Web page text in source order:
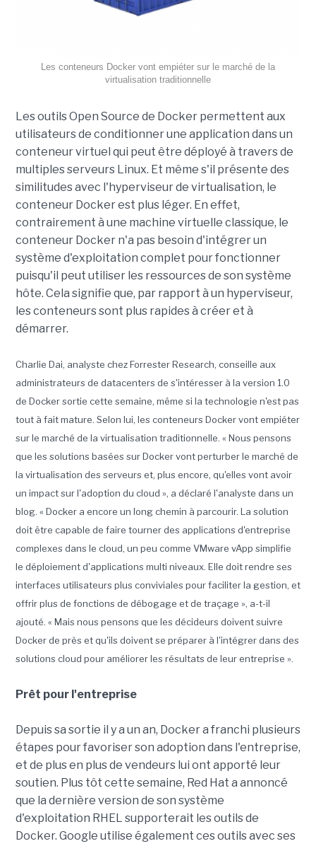
Les conteneurs Docker vont empiéter sur le marché de la
virtualisation traditionnelle
Les outils Open Source de Docker permettent aux
utilisateurs de conditionner une application dans un
conteneur virtuel qui peut être déployé à travers de
multiples serveurs Linux. Et même s'il présente des
similitudes avec l'hyperviseur de virtualisation, le
conteneur Docker est plus léger. En effet,
contrairement à une machine virtuelle classique, le
conteneur Docker n'a pas besoin d'intégrer un
système d'exploitation complet pour fonctionner
puisqu'il peut utiliser les ressources de son système
hôte. Cela signifie que, par rapport à un hyperviseur,
les conteneurs sont plus rapides à créer et à
démarrer.
Charlie Dai, analyste chez Forrester Research, conseille aux
administrateurs de datacenters de s'intéresser à la version 1.0
de Docker sortie cette semaine, même si la technologie n'est pas
tout à fait mature. Selon lui, les conteneurs Docker vont empiéter
sur le marché de la virtualisation traditionnelle. « Nous pensons
que les solutions basées sur Docker vont perturber le marché de
la virtualisation des serveurs et, plus encore, qu'elles vont avoir
un impact sur l'adoption du cloud », a déclaré l'analyste dans un
blog. « Docker a encore un long chemin à parcourir. La solution
doit être capable de faire tourner des applications d'entreprise
complexes dans le cloud, un peu comme VMware vApp simplifie
le déploiement d'applications multi niveaux. Elle doit rendre ses
interfaces utilisateurs plus conviviales pour faciliter la gestion, et
offrir plus de fonctions de débogage et de traçage », a-t-il
ajouté. « Mais nous pensons que les décideurs doivent suivre
Docker de près et qu'ils doivent se préparer à l'intégrer dans des
solutions cloud pour améliorer les résultats de leur entreprise ».
Prêt pour l'entreprise
Depuis sa sortie il y a un an, Docker a franchi plusieurs
étapes pour favoriser son adoption dans l'entreprise,
et de plus en plus de vendeurs lui ont apporté leur
soutien. Plus tôt cette semaine, Red Hat a annoncé
que la dernière version de son système
d'exploitation RHEL supporterait les outils de
Docker. Google utilise également ces outils avec ses